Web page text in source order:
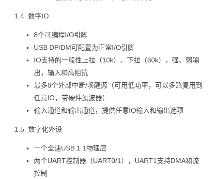
1.4 数字IO
8个可编程I/O引脚
USB DP/DM可配置为正常I/O引脚
IO支持的一般性上拉（10k）、下拉（60k），强、弱输
出，输入和高阻抗
最多8个外部中断/唤醒源（可用低功率，可以多路复用到
任意IO，带硬件滤波器）
输入通道和输出通道，提供任意IO输入和输出选项
1.5 数字化外设
一个全速USB 1.1物理层
两个UART控制器（UART0/1），UART1支持DMA和流
控制